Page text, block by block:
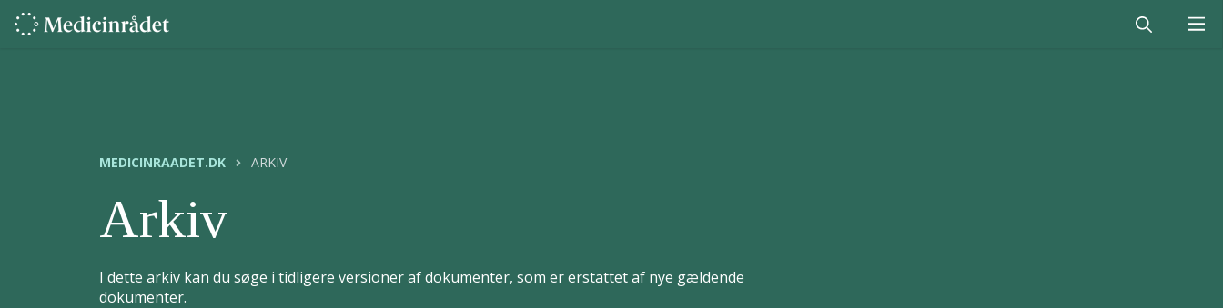
MEDICINRAADET.DK ARKIV
Arkiv
I dette arkiv kan du søge i tidligere versioner af dokumenter, som er erstattet af nye gældende
dokumenter.